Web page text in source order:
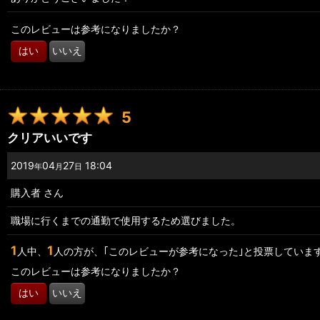
このレビューは参考になりましたか？
はい いいえ
5
クリアいいです
2019年04月 27日 18:04
購入者 さん
職場に行くまでの通勤で使用するため選びました。
1 人中、 1 人の方が、｢このレビューが参考になった｣と投票していま
このレビューは参考になりましたか？
はい いいえ